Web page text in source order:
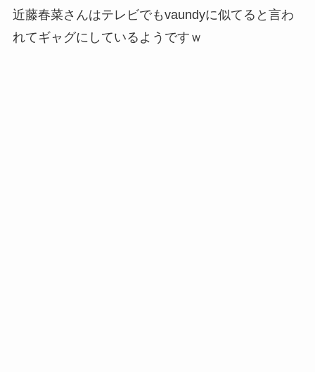
近藤春菜さんはテレビでもvaundyに似てると言わ
れてギャグにしているようですｗ